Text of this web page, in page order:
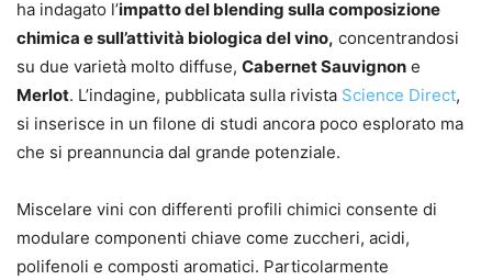
ha indagato l’impatto del blending sulla composizione
chimica e sull’attività biologica del vino, concentrandosi
su due varietà molto diffuse, Cabernet Sauvignon e
Merlot. L’indagine, pubblicata sulla rivista Science Direct,
si inserisce in un filone di studi ancora poco esplorato ma
che si preannuncia dal grande potenziale.
Miscelare vini con differenti profili chimici consente di
modulare componenti chiave come zuccheri, acidi,
polifenoli e composti aromatici. Particolarmente